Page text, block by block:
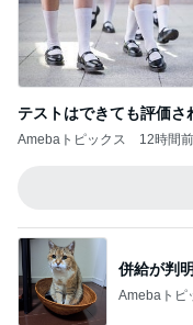
テストはできても評価さ
Amebaトピックス 12時間前
併給が判
Amebaトピ